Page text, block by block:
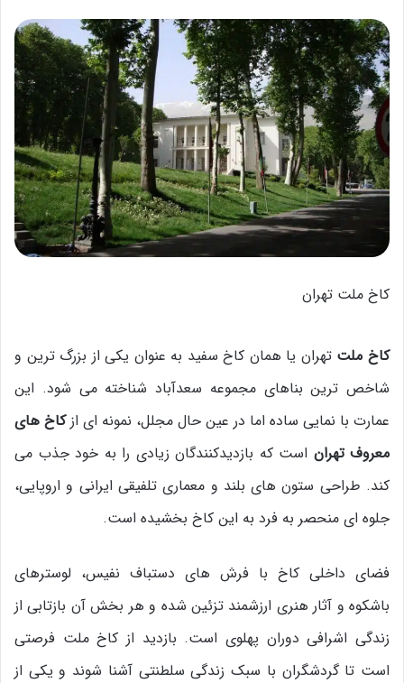
کاخ ملت تهران
کاخ ملت تهران یا همان کاخ سفید به عنوان یکی از بزرگ ترین و
شاخص ترین بناهای مجموعه سعدآباد شناخته می شود. این
عمارت با نمایی ساده اما در عین حال مجلل، نمونه ای ازکاخ های
معروف تهران است که بازدیدکنندگان زیادی را به خود جذب می
کند. طراحی ستون های بلند و معماری تلفیقی ایرانی و اروپایی،
جلوه ای منحصر به فرد به این کاخ بخشیده است.
فضای داخلی کاخ با فرش های دستباف نفیس، لوسترهای
باشکوه و آثار هنری ارزشمند تزئین شده و هر بخش آن بازتابی از
زندگی اشرافی دوران پهلوی است. بازدید از کاخ ملت فرصتی
است تا گردشگران با سبک زندگی سلطنتی آشنا شوند و یکی از